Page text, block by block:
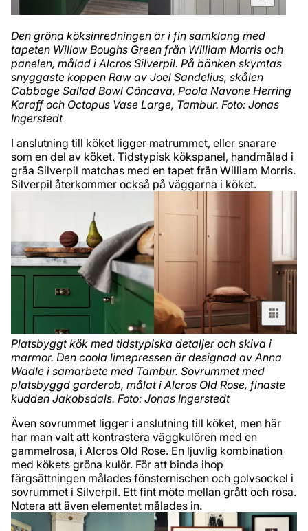
Den gröna köksinredningen är i fin samklang med
tapeten Willow Boughs Green från William Morris och
panelen, målad i Alcros Silverpil. På bänken skymtas
snyggaste koppen Raw av Joel Sandelius, skålen
Cabbage Sallad Bowl Côncava, Paola Navone Herring
Karaff och Octopus Vase Large, Tambur. Foto: Jonas
Ingerstedt
I anslutning till köket ligger matrummet, eller snarare
som en del av köket. Tidstypisk kökspanel, handmålad i
gråa Silverpil matchas med en tapet från William Morris.
Silverpil återkommer också på väggarna i köket.
Platsbyggt kök med tidstypiska detaljer och skiva i
marmor. Den coola limepressen är designad av Anna
Wadle i samarbete med Tambur. Sovrummet med
platsbyggd garderob, målat i Alcros Old Rose, finaste
kudden Jakobsdals. Foto: Jonas Ingerstedt
Även sovrummet ligger i anslutning till köket, men här
har man valt att kontrastera väggkulören med en
gammelrosa, i Alcros Old Rose. En ljuvlig kombination
med kökets gröna kulör. För att binda ihop
färgsättningen målades fönsternischen och golvsockel i
sovrummet i Silverpil. Ett fint möte mellan grått och rosa.
Notera att även elementet målades in.